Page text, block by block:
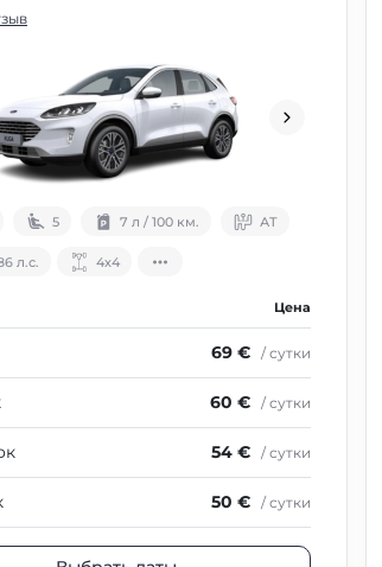
5 7 л / 100 км. АТ
л.с. 4х4
Цена
69 € / сутки
60 € / сутки
54 € / сутки
50 € / сутки